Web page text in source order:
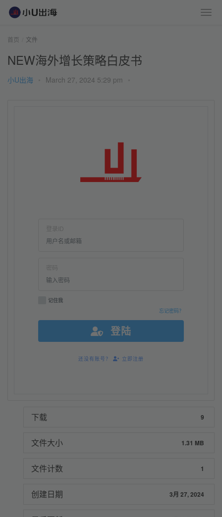
首页 文件
NEW海外增长策略白皮书
小U出海 March 27, 2024 5:29 pm
登录ID
记住我
忘记密码？
登陆
还没有账号？ 立即注册
下载 9
文件大小 1.31 MB
文件计数 1
创建日期 3月 27, 2024